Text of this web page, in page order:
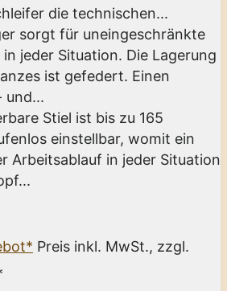
die technischen...
sorgt für uneingeschränkte
jeder Situation. Die Lagerung
ist gefedert. Einen
und...
Stiel ist bis zu 165
einstellbar, womit ein
Arbeitsablauf in jeder Situation
Preis inkl. MwSt., zzgl.